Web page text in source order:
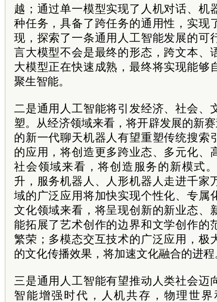
越；通过单一模型实现了人机对话、机
种任务，具备了跨任务的通用性，实现
现，探索了一条通用人工智能发展的可
言大模型不会是最终的形态，跨文本、
大模型正在快速成熟，最终将实现能够
聚生智能。
二是通用人工智能将引发经济、社会、
塑。从经济领域来看，将开辟发展的新
的新一代聊天机器人有望重塑传统搜索
的应用，将创造更多跨业态、多元化、
社会领域来看，将创造服务的新模式
升，服务机器人、人形机器人走进千家
域的广泛应用将加快实现个性化、专属
文化领域来看，将呈现创新的新业态、
能拓展了艺术创作的边界和文学创作的
繁荣；多模态交互技术的广泛应用，极
的文化传播效果，将加速文化融合的进程
三是通用人工智能有望推动人类社会迈
智能增强时代，人机共存，物理世